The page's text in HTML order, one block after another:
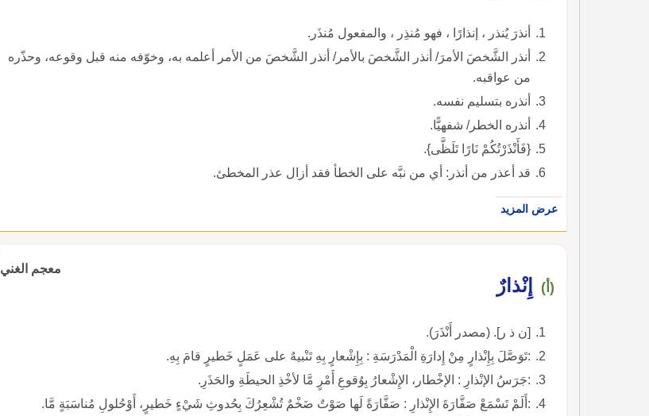
أنذرَ يُنذر ، إنذارًا ، فهو مُنذِر ، والمفعول مُنذَر.
أنذر الشَّخصَ الأمرَ/ أنذر الشَّخصَ بالأمر/ أنذر الشَّخصَ من الأمر أعلمه به، وخوّفه منه قبل وقوعه، وحذّره
من عواقبه.
أنذره بتسليم نفسه.
أنذره الخطر/ شفهيًّا.
{فَأَنْذَرْتُكُمْ نَارًا تَلَظَّى}.
قد أعذر من أنذر: أي من نبَّه على الخطأ فقد أزال عذر المخطئ.
عرض المزيد
معجم الغني
(أ) إِنْذارٌ
[ن ذ ر]. (مصدر أَنْذَرَ).
:تَوَصَّلَ بِإِنْذارٍ مِنْ إِدارَةِ الْمَدْرَسَةِ : بِإِشْعارٍ بِهِ تَنْبيهٌ على عَمَلٍ خَطيرٍ قامَ بِهِ.
:جَرَسُ الإنْذارِ : الإخْطار، الإِشْعارُ بِوُقوعِ أَمْرٍ مَّا لأخْذِ الحيطَةِ والحَذَرِ.
:أَلَمْ تَسْمَعْ صَفَّارَةَ الإِنْذارِ : صَفَّارَةً لَها صَوْتٌ ضَخْمٌ تُشْعِرُكَ بِحُدوثِ شَيْءٍ خَطيرٍ، أَوْحُلولِ مُناسَبَةٍ مَّا.